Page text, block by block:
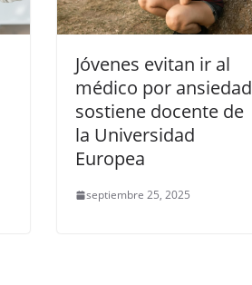
Jóvenes evitan ir al
médico por ansiedad
sostiene docente de
la Universidad
Europea
septiembre 25, 2025